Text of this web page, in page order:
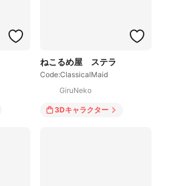
ねこるめ屋 ステラ
Code:ClassicalMaid
GiruNeko
3Dキャラクター